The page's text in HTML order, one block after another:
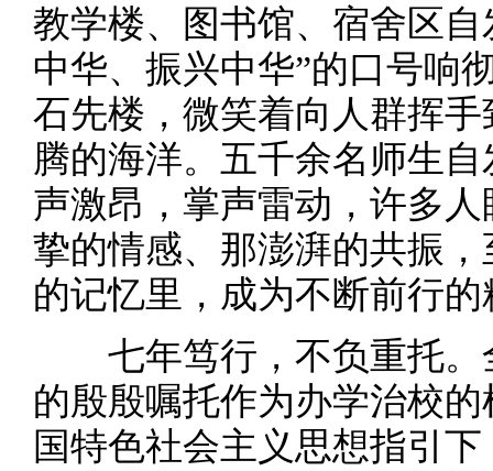
教学楼、图书馆、宿舍区
中华、振兴中华”的口号响
石先楼，微笑着向人群挥
腾的海洋。五千余名师生
声激昂，掌声雷动，许多
挚的情感、那澎湃的共振
的记忆里，成为不断前行
七年笃行，不负重托。
的殷殷嘱托作为办学治校
国特色社会主义思想指引